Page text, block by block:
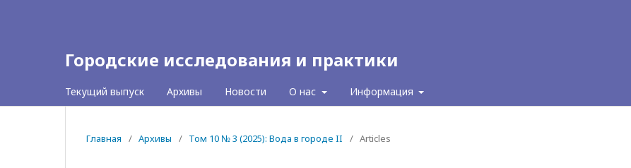
Городские исследования и практики
Текущий выпуск Архивы Новости О нас Информация
Главная / Архивы / Том 10 № 3 (2025): Вода в городе II / Articles